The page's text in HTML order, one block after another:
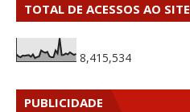
TOTAL DE ACESSOS AO SITE
8,415,534
PUBLICIDADE